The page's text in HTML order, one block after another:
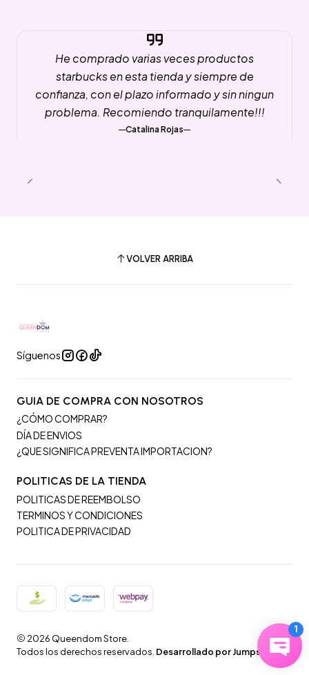
He comprado varias veces productos
starbucks en esta tienda y siempre de
confianza, con el plazo informado y sin ningun
problema. Recomiendo tranquilamente!!!
Catalina Rojas
VOLVER ARRIBA
Síguenos
GUIA DE COMPRA CON NOSOTROS
¿CÓMO COMPRAR?
DÍA DE ENVIOS
¿QUE SIGNIFICA PREVENTA IMPORTACION?
POLITICAS DE LA TIENDA
POLITICAS DE REEMBOLSO
TERMINOS Y CONDICIONES
POLITICA DE PRIVACIDAD
2026 Queendom Store.
Todos los derechos reservados. Desarrollado por Jumpseller.